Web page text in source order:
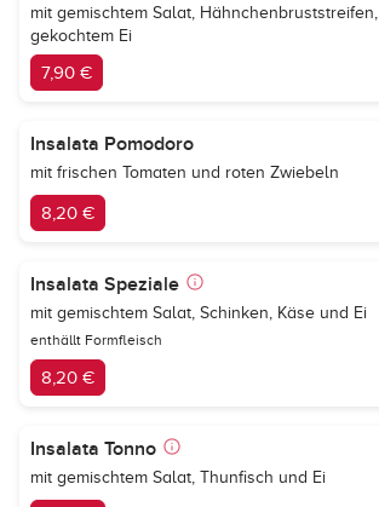
mit gemischtem Salat, Hähnchenbruststreifen,
gekochtem Ei
7,90 €
Insalata Pomodoro
mit frischen Tomaten und roten Zwiebeln
8,20 €
Insalata Speziale
mit gemischtem Salat, Schinken, Käse und Ei
enthällt Formfleisch
8,20 €
Insalata Tonno
mit gemischtem Salat, Thunfisch und Ei